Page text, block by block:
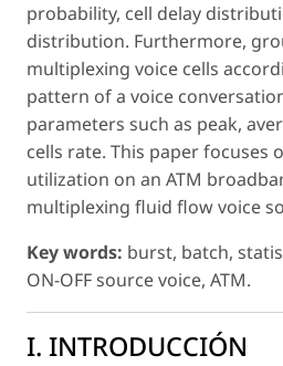
probability, cell delay
distribution. Furthermore,
multiplexing voice cells
pattern of a voice
parameters such as peak,
cells rate. This paper focuses
utilization on an ATM
multiplexing fluid flow voice
Key words: burst, batch,
ON-OFF source voice, ATM.
I. INTRODUCCIÓN